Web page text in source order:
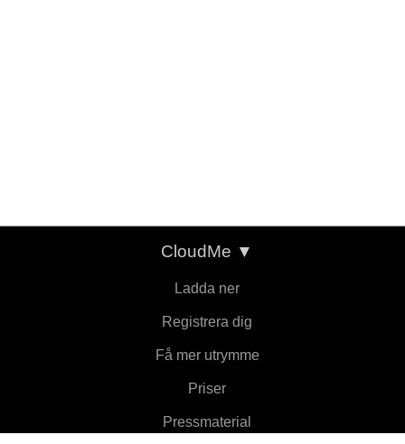
CloudMe ▼
Ladda ner
Registrera dig
Få mer utrymme
Priser
Pressmaterial